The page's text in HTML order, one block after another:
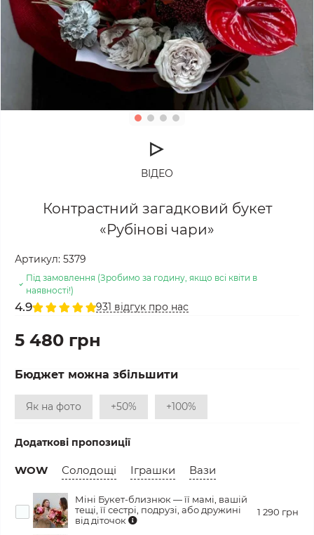
ВІДЕО
Контрастний загадковий букет
«Рубінові чари»
Артикул: 5379
Під замовлення (Зробимо за годину, якщо всі квіти в
наявності!)
4.9 931 відгук про нас
5 480 грн
Бюджет можна збільшити
Як на фото +50% +100%
Додаткові пропозиції
WOW Солодощі Іграшки Вази
Міні Букет-близнюк — її мамі, вашій
тещі, її сестрі, подрузі, або дружині
від діточок
1 290 грн